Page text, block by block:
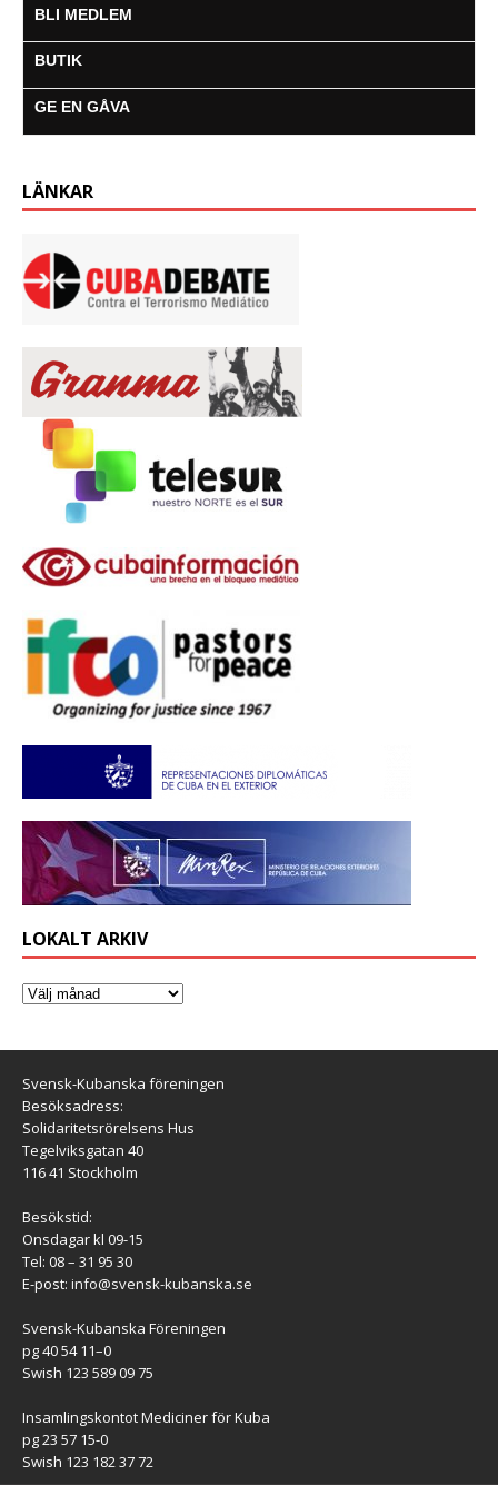
BLI MEDLEM
BUTIK
GE EN GÅVA
LÄNKAR
LOKALT ARKIV
Svensk-Kubanska föreningen
Besöksadress:
Solidaritetsrörelsens Hus
Tegelviksgatan 40
116 41 Stockholm
Besökstid:
Onsdagar kl 09-15
Tel: 08 – 31 95 30
E-post: info@svensk-kubanska.se
Svensk-Kubanska Föreningen
pg 40 54 11–0
Swish 123 589 09 75
Insamlingskontot Mediciner för Kuba
pg 23 57 15-0
Swish 123 182 37 72